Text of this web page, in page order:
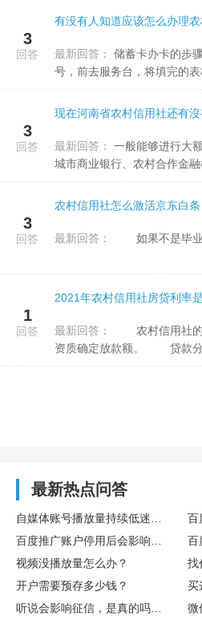
3
回答
有没有人知道应该怎么办理
最新回答：
号，前去服务台，将填完的
3
回答
现在河南省农村信用社还有
最新回答：
城市商业银行、农村合作金
3
回答
农村信用社怎么激活京东白条
最新回答： 如果不是毕业
1
回答
2021年农村信用社房贷利率
最新回答：
资质确定放款额。 贷款分
最新热点问答
视频没播放量怎么办？
找
开户需要预存多少钱？